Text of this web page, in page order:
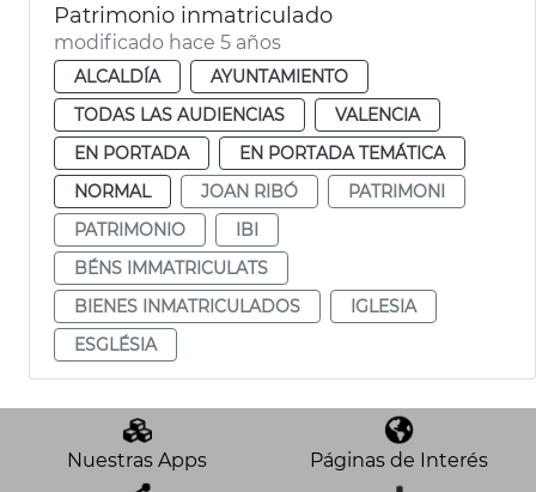
Patrimonio inmatriculado
modificado hace 5 años
ALCALDÍA
AYUNTAMIENTO
TODAS LAS AUDIENCIAS
VALENCIA
EN PORTADA
EN PORTADA TEMÁTICA
NORMAL
JOAN RIBÓ
PATRIMONI
PATRIMONIO
IBI
BÉNS IMMATRICULATS
BIENES INMATRICULADOS
IGLESIA
ESGLÉSIA
Nuestras Apps Páginas de Interés